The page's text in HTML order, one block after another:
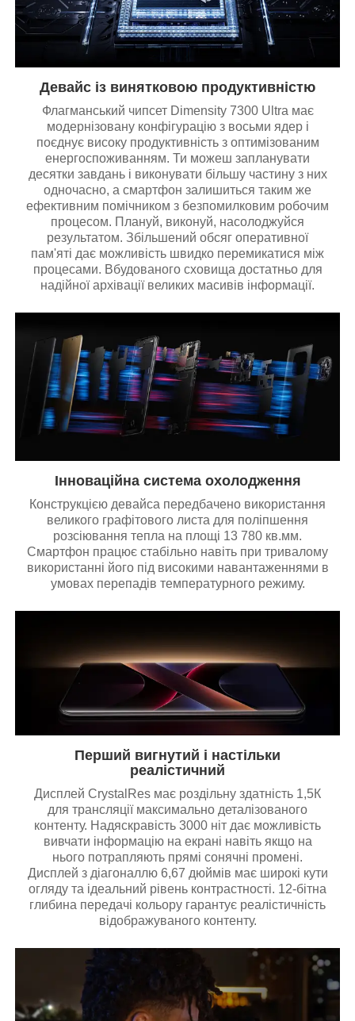
Девайс із винятковою продуктивністю
Флагманський чипсет Dimensity 7300 Ultra має
модернізовану конфігурацію з восьми ядер і
поєднує високу продуктивність з оптимізованим
енергоспоживанням. Ти можеш запланувати
десятки завдань і виконувати більшу частину з них
одночасно, а смартфон залишиться таким же
ефективним помічником з безпомилковим робочим
процесом. Плануй, виконуй, насолоджуйся
результатом. Збільшений обсяг оперативної
пам'яті дає можливість швидко перемикатися між
процесами. Вбудованого сховища достатньо для
надійної архівації великих масивів інформації.
Інноваційна система охолодження
Конструкцією девайса передбачено використання
великого графітового листа для поліпшення
розсіювання тепла на площі 13 780 кв.мм.
Смартфон працює стабільно навіть при тривалому
використанні його під високими навантаженнями в
умовах перепадів температурного режиму.
Перший вигнутий і настільки
реалістичний
Дисплей CrystalRes має роздільну здатність 1,5К
для трансляції максимально деталізованого
контенту. Надяскравість 3000 ніт дає можливість
вивчати інформацію на екрані навіть якщо на
нього потрапляють прямі сонячні промені.
Дисплей з діагоналлю 6,67 дюймів має широкі кути
огляду та ідеальний рівень контрастності. 12-бітна
глибина передачі кольору гарантує реалістичність
відображуваного контенту.